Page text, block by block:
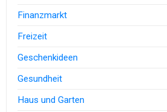
Finanzmarkt
Freizeit
Geschenkideen
Gesundheit
Haus und Garten